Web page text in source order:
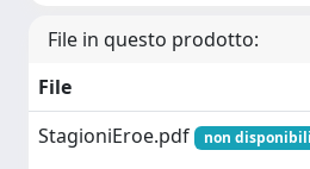
File in questo prodotto:
File
StagioniEroe.pdf
non disponibili